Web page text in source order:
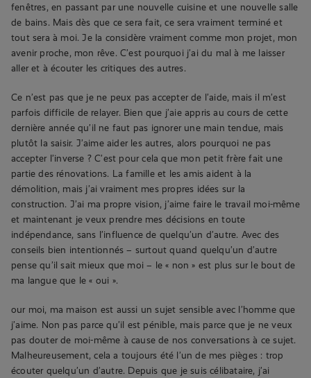
fenêtres, en passant par une nouvelle cuisine et une nouvelle salle
de bains. Mais dès que ce sera fait, ce sera vraiment terminé et
tout sera à moi. Je la considère vraiment comme mon projet, mon
avenir proche, mon rêve. C’est pourquoi j’ai du mal à me laisser
aller et à écouter les critiques des autres.
Ce n’est pas que je ne peux pas accepter de l’aide, mais il m’est
parfois difficile de relayer. Bien que j’aie appris au cours de cette
dernière année qu’il ne faut pas ignorer une main tendue, mais
plutôt la saisir. J’aime aider les autres, alors pourquoi ne pas
accepter l’inverse ? C’est pour cela que mon petit frère fait une
partie des rénovations. La famille et les amis aident à la
démolition, mais j’ai vraiment mes propres idées sur la
construction. J’ai ma propre vision, j’aime faire le travail moi-même
et maintenant je veux prendre mes décisions en toute
indépendance, sans l’influence de quelqu’un d’autre. Avec des
conseils bien intentionnés – surtout quand quelqu’un d’autre
pense qu’il sait mieux que moi – le « non » est plus sur le bout de
ma langue que le « oui ».
our moi, ma maison est aussi un sujet sensible avec l’homme que
j’aime. Non pas parce qu’il est pénible, mais parce que je ne veux
pas douter de moi-même à cause de nos conversations à ce sujet.
Malheureusement, cela a toujours été l’un de mes pièges : trop
écouter quelqu’un d’autre. Depuis que je suis célibataire, j’ai